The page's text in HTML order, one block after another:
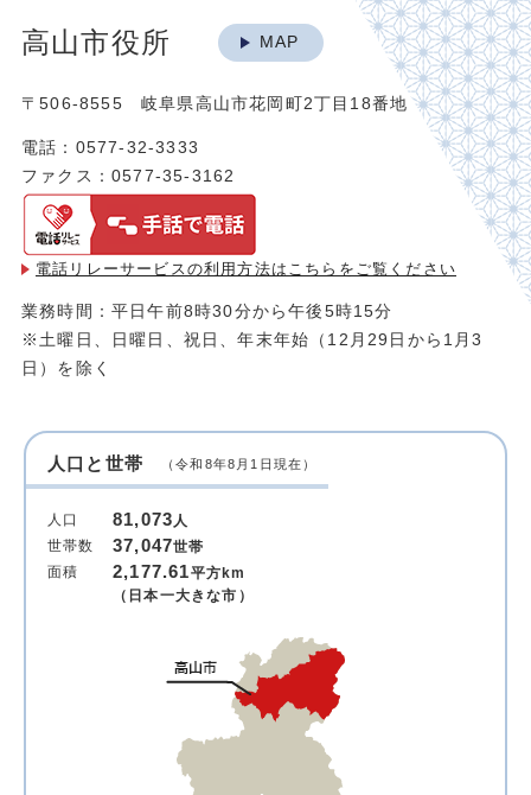
高山市役所 MAP
〒506-8555 岐阜県高山市花岡町2丁目18番地
電話：0577-32-3333
ファクス：0577-35-3162
電話リレーサービスの利用方法は こちらをご覧ください
業務時間：平日午前8時30分から午後5時15分
※土曜日、日曜日、祝日、年末年始（12月29日から1月3
日）を除く
人口と世帯 （令和8年8月1日現在）
人口 81,073人
世帯数
37,047世帯
面積
2,177.61平方km
（日本一大きな市）